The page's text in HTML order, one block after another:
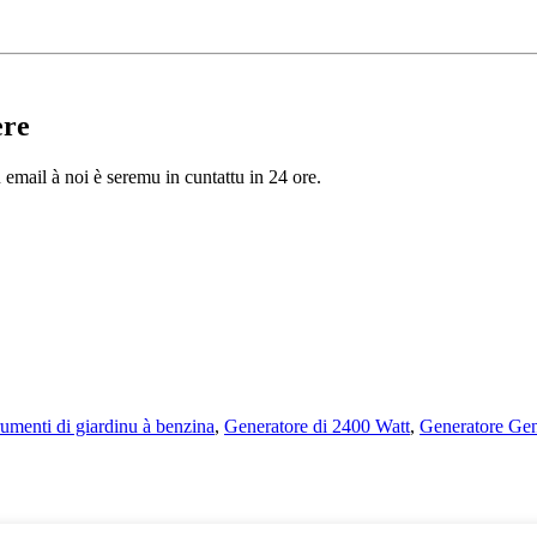
à noi è seremu in cuntattu in 24 ore.
di giardinu à benzina, Generatore di 2400 Watt, Generatore